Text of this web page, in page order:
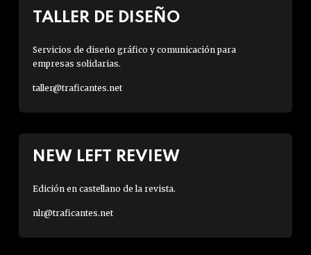
TALLER DE DISEÑO
Servicios de diseño gráfico y comunicación para
empresas solidarias.
taller@traficantes.net
NEW LEFT REVIEW
Edición en castellano de la revista.
nlr@traficantes.net